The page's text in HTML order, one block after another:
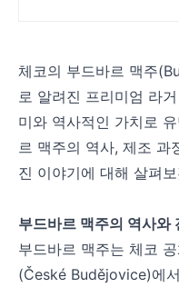
체코의 부드바르 맥주
로 알려진 프리미엄 라
미와 역사적인 가치로
르 맥주의 역사, 제조 과
진 이야기에 대해 살펴
부드바르 맥주의 역사와
부드바르 맥주는 체코
(České Budějovice)에